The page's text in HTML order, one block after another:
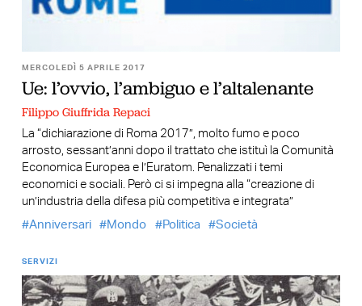
MERCOLEDÌ 5 APRILE 2017
Ue: l’ovvio, l’ambiguo e l’altalenante
Filippo Giuffrida Repaci
La “dichiarazione di Roma 2017”, molto fumo e poco
arrosto, sessant’anni dopo il trattato che istituì la Comunità
Economica Europea e l’Euratom. Penalizzati i temi
economici e sociali. Però ci si impegna alla “creazione di
un’industria della difesa più competitiva e integrata”
Anniversari
Mondo Politica Società
SERVIZI